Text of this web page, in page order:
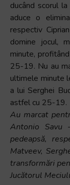
ducând scorul
aduce o
respectiv
domine jocul,
minute,
25-19. Nu au
ultimele minute
a lui Serghei
astfel cu 25-19.
Au marcat
Antonio Savu
pedeapsă,
Matveev,
transformări
Jucătorul